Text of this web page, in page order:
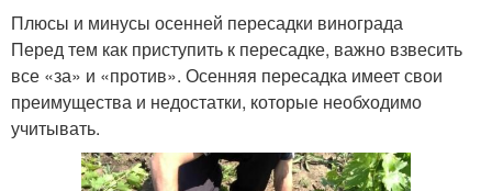
Плюсы и минусы осенней пересадки винограда
Перед тем как приступить к пересадке, важно взвесить
все «за» и «против». Осенняя пересадка имеет свои
преимущества и недостатки, которые необходимо
учитывать.